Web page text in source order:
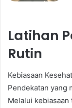
Latihan
Rutin
Kebiasaan
Pendekatan yang
Melalui